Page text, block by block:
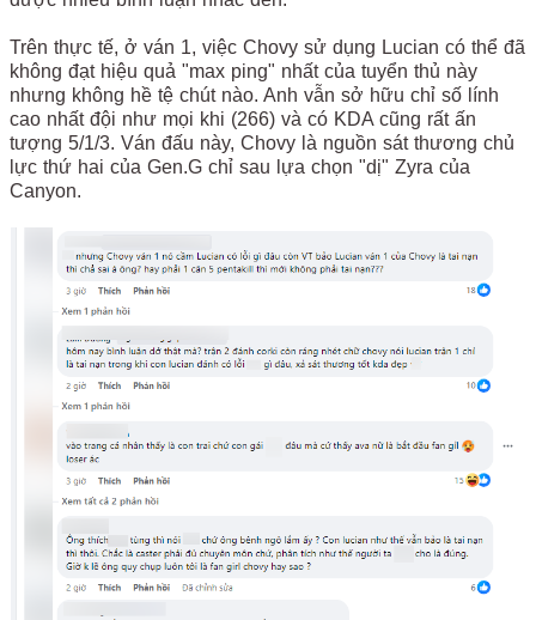
Trên thực tế, ở ván 1, việc Chovy sử dụng Lucian có thể đã
không đạt hiệu quả "max ping" nhất của tuyển thủ này
nhưng không hề tệ chút nào. Anh vẫn sở hữu chỉ số lính
cao nhất đội như mọi khi (266) và có KDA cũng rất ấn
tượng 5/1/3. Ván đấu này, Chovy là nguồn sát thương chủ
lực thứ hai của Gen.G chỉ sau lựa chọn "dị" Zyra của
Canyon.